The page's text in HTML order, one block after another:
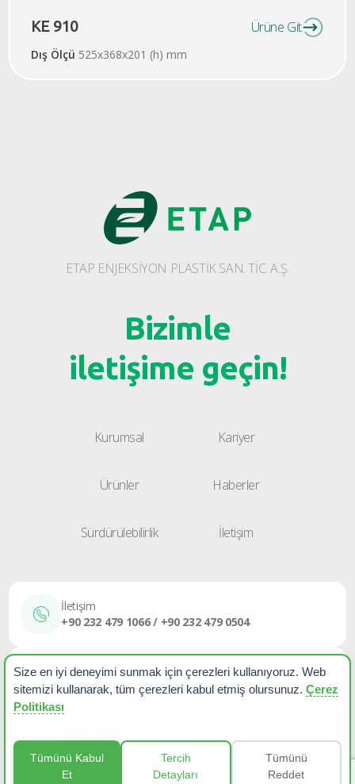
KE 910
Dış Ölçü 525x368x201 (h) mm
Ürüne Git
ETAP ENJEKSİYON PLASTİK SAN. TİC. A.Ş.
Bizimle
iletişime geçin!
Kurumsal
Ürünler
Sürdürülebilirlik
Kariyer
Haberler
İletişim
İletişim
+90 232 479 1066 / +90 232 479 0504
E-Posta
sales@etapplastik.com
Çerez PolitikasıKVKK Aydınlatma MetniHaberler
Size en iyi deneyimi sunmak için çerezleri kullanıyoruz. Web
sitemizi kullanarak, tüm çerezleri kabul etmiş olursunuz. Çerez
Politikası
Tümünü Kabul
Et
Tercih
Detayları
Tümünü
Reddet